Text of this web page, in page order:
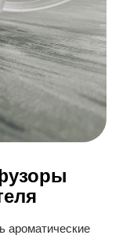
ароматические